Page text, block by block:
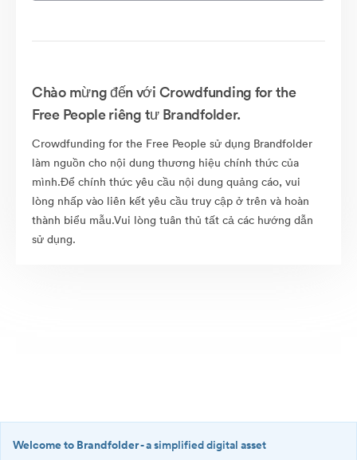
Chào mừng đến với Crowdfunding for the
Free People riêng tư Brandfolder.
Crowdfunding for the Free People sử dụng Brandfolder
làm nguồn cho nội dung thương hiệu chính thức của
mình.Để chính thức yêu cầu nội dung quảng cáo, vui
lòng nhấp vào liên kết yêu cầu truy cập ở trên và hoàn
thành biểu mẫu.Vui lòng tuân thủ tất cả các hướng dẫn
sử dụng.
Welcome to Brandfolder- a simplified digital asset